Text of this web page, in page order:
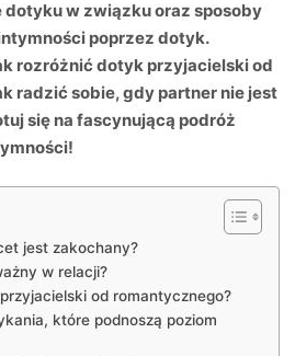
w związku oraz sposoby
poprzez dotyk.
rozróżnić dotyk przyjacielski od
radzić sobie, gdy partner nie jest
się na fascynującą podróż
jest zakochany?
w relacji?
od romantycznego?
które podnoszą poziom